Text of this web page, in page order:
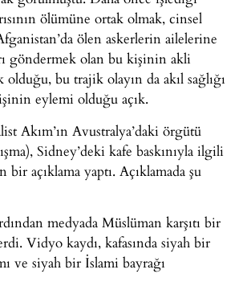
ölümüne ortak olmak, cinsel
ölen askerlerin ailelerine
göndermek olan bu kişinin akli
bu trajik olayın da akıl sağlığı
eylemi olduğu açık.
Akım’ın Avustralya’daki örgütü
Sidney’deki kafe baskınıyla ilgili
açıklama yaptı. Açıklamada şu
medyada Müslüman karşıtı bir
Vidyo kaydı, kafasında siyah bir
ve siyah bir İslami bayrağı